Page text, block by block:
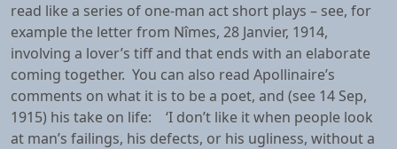
read like a series of one-man act short plays – see, for
example the letter from Nîmes, 28 Janvier, 1914,
involving a lover’s tiff and that ends with an elaborate
coming together. You can also read Apollinaire’s
comments on what it is to be a poet, and (see 14 Sep,
1915) his take on life:
‘I don’t like it when people look
at man’s failings, his defects, or his ugliness, without a